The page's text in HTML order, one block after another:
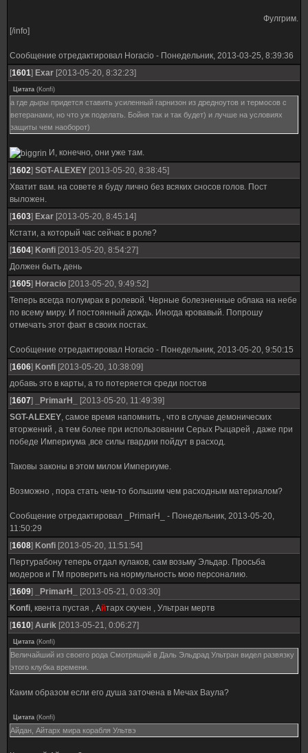
Фулгрим.
[/info]
Сообщение отредактировал Horacio - Понедельник, 2013-03-25, 8:39:36
[1601] Exar [2013-05-20, 8:32:23]
Цитата (Konfi)
а где дыры придется ставить усиленный гарнизон из дредноутов и термосов с
ветеранами, но что уж поделать. Бойня так и так будет) и лучше на условиях
защиты чем наоборот)
И, конечно, они уже там.
[1602] SGT-ALEXEY [2013-05-20, 8:38:45]
Хватит вам. на совете я буду лично без всяких сносов голов. Пост
выложен.
[1603] Exar [2013-05-20, 8:45:14]
Кстати, а который час сейчас в роле?
[1604] Konfi [2013-05-20, 8:54:27]
Должен быть день
[1605] Horacio [2013-05-20, 9:49:52]
Теперь всегда полумрак в ролевой. Черные болезненные облака на небе
по всему миру. И постоянный дождь. Иногда кровавый. Попрошу
отмечать этот факт в своих постах.
Сообщение отредактировал Horacio - Понедельник, 2013-05-20, 9:50:15
[1606] Konfi [2013-05-20, 10:38:09]
добавь это в карты, а то потеряется среди постов
[1607] _PrimarH_
[2013-05-20, 11:49:39]
SGT-ALEXEY, самое время напомнить , что в случае демонических
вторжений , а тем более при использовании Серых Рыцарей , даже при
победе Империума ,все силы гвардии пойдут в расход.
Таковы законы в этом милом Империуме.
Возможно , пора стать чем-то большим чем расходным материалом?
Сообщение отредактировал _PrimarH_ - Понедельник, 2013-05-20,
11:50:29
[1608] Konfi [2013-05-20, 11:51:54]
Пертурабону теперь отдал кулаков, сам возьму Эльдар. Просьба
модеров и ГМ проверить на нормульность мою персоналию.
[1609] _PrimarH_
[2013-05-21, 0:03:30]
Konfi, квента пустая , Айтарх скучен , Ультран мертв
[1610] Aurik [2013-05-21, 0:06:27]
Цитата (Konfi)
Величайший из своего рода Смотрящий в Даль Эльдрад Ультран видел развязку
этого клубка времени.
Каким образом если его душа заточена в Мечах Ваула?
Цитата (Konfi)
Айдан, Айтарх мира корабля Ультвэ